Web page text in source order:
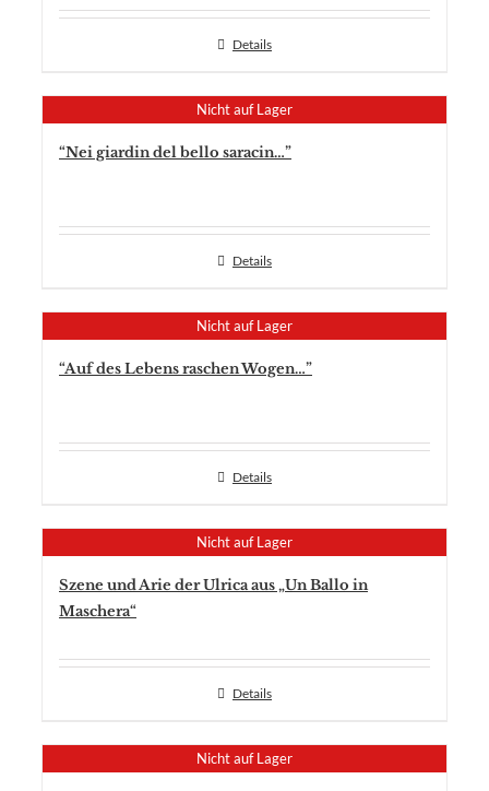
Details
Nicht auf Lager
“Nei giardin del bello saracin…”
Details
Nicht auf Lager
“Auf des Lebens raschen Wogen…”
Details
Nicht auf Lager
Szene und Arie der Ulrica aus „Un Ballo in
Maschera“
Details
Nicht auf Lager